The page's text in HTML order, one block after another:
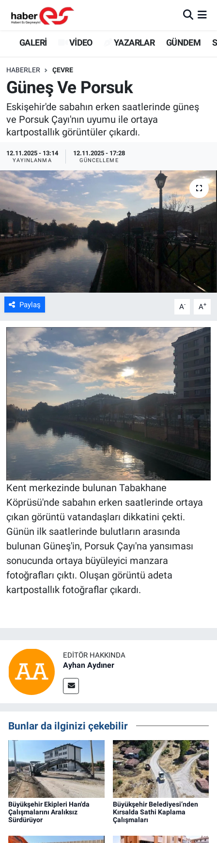
GALERİ VİDEO YAZARLAR GÜNDEM
HABERLER ÇEVRE
Güneş Ve Porsuk
Eskişehir'de sabahın erken saatlerinde güneş
ve Porsuk Çayı'nın uyumu ile ortaya
kartpostallık görüntüler çıkardı.
12.11.2025 - 13:14
YAYINLANMA
12.11.2025 - 17:28
GÜNCELLEME
Paylaş A- A+
Kent merkezinde bulunan Tabakhane
Köprüsü'nde sabahın erken saatlerinde ortaya
çıkan görüntü vatandaşları dikkatini çekti.
Günün ilk saatlerinde bulutların arasında
bulunan Güneş'in, Porsuk Çayı'na yansıması
sonucunda ortaya büyüleyici manzara
fotoğrafları çıktı. Oluşan görüntü adeta
kartpostallık fotoğraflar çıkardı.
EDITÖR HAKKINDA
Ayhan Aydıner
Bunlar da ilginizi çekebilir
Büyükşehir Ekipleri Han'da
Çalışmalarını Aralıksız
Sürdürüyor
Büyükşehir Belediyesi’nden
Kırsalda Sathi Kaplama
Çalışmaları
GALERİ
YAZARLAR
GÜNDEM
SİYASET
TEKNOLOJİ
EKONOMİ
SPOR
ASAYİŞ
Eskişehir Nöbetçi Eczaneler
Eskişehir Trafik Yoğunluk Haritası
Süper Lig Puan Durumu ve Fikstür
Tüm Manşetler
Son Dakika Haberleri
Haber Arşivi